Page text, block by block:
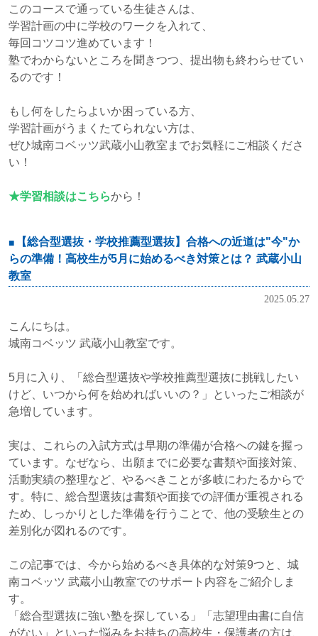
このコースで通っている生徒さんは、
学習計画の中に学校のワークを入れて、
毎回コツコツ進めています！
塾でわからないところを聞きつつ、提出物も終わらせてい
るのです！
もし何をしたらよいか困っている方、
学習計画がうまくたてられない方は、
ぜひ城南コベッツ武蔵小山教室までお気軽にご相談くださ
い！
★学習相談はこちらから！
【総合型選抜・学校推薦型選抜】合格への近道は"今"か
らの準備！高校生が5月に始めるべき対策とは？ 武蔵小山
教室
2025.05.27
こんにちは。
城南コベッツ 武蔵小山教室です。
5月に入り、「総合型選抜や学校推薦型選抜に挑戦したい
けど、いつから何を始めればいいの？」といったご相談が
急増しています。
実は、これらの入試方式は早期の準備が合格への鍵を握っ
ています。なぜなら、出願までに必要な書類や面接対策、
活動実績の整理など、やるべきことが多岐にわたるからで
す。特に、総合型選抜は書類や面接での評価が重視される
ため、しっかりとした準備を行うことで、他の受験生との
差別化が図れるのです。
この記事では、今から始めるべき具体的な対策9つと、城
南コベッツ 武蔵小山教室でのサポート内容をご紹介しま
す。
「総合型選抜に強い塾を探している」「志望理由書に自信
がない」といった悩みをお持ちの高校生・保護者の方は、